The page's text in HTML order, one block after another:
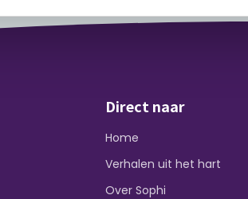
Direct naar
Home
Verhalen uit het hart
Over Sophi